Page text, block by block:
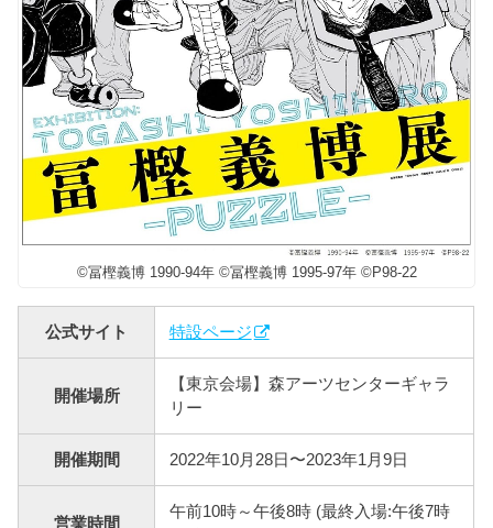
©冨樫義博 1990-94年 ©冨樫義博 1995-97年 ©P98-22
公式サイト 特設ページ
開催場所
【東京会場】森アーツセンターギャラ
リー
開催期間 2022年10月28日〜2023年1月9日
営業時間
午前10時～午後8時 (最終入場:午後7時